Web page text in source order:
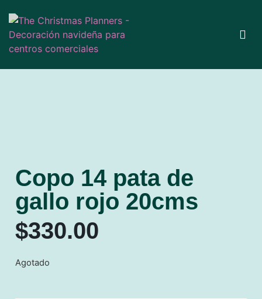
Copo 14 pata de
gallo rojo 20cms
$330.00
Agotado